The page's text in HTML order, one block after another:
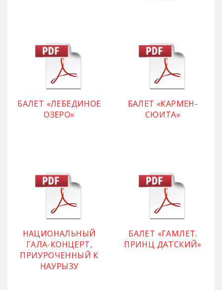
БАЛЕТ «ЛЕБЕДИНОЕ
ОЗЕРО»
БАЛЕТ «КАРМЕН-
СЮИТА»
НАЦИОНАЛЬНЫЙ
ГАЛА-КОНЦЕРТ,
ПРИУРОЧЕННЫЙ К
НАУРЫЗУ
БАЛЕТ «ГАМЛЕТ.
ПРИНЦ ДАТСКИЙ»